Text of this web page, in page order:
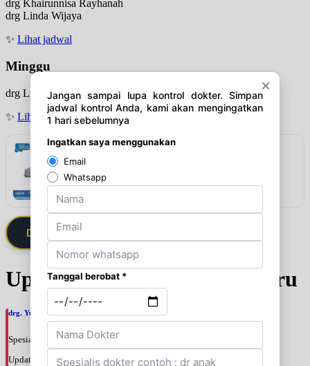
drg Khairunnisa Rayhanah
drg Linda Wijaya
✨ Lihat jadwal
Minggu
drg Linda Wijaya
✨ Lihat jadwal
Rekomendasi
Omron Tensimeter Digital HEM-7124
Lihat detail & harga →
Daftarkan Saya via Member VIP
Update Jadwal Dokter terbaru
drg. Yuri Desi Pratamasari, SpKGA
Spesialis: Gigi
Update terakhir: 2026-08-07 10:39:26